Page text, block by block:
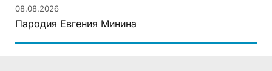
08.08.2026
Пародия Евгения Минина